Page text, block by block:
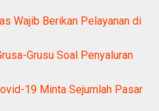
Wajib Berikan Pelayanan di
Grusu Soal Penyaluran
19 Minta Sejumlah Pasar